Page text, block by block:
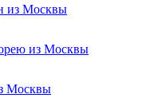
из Москвы
из Москвы
Москвы